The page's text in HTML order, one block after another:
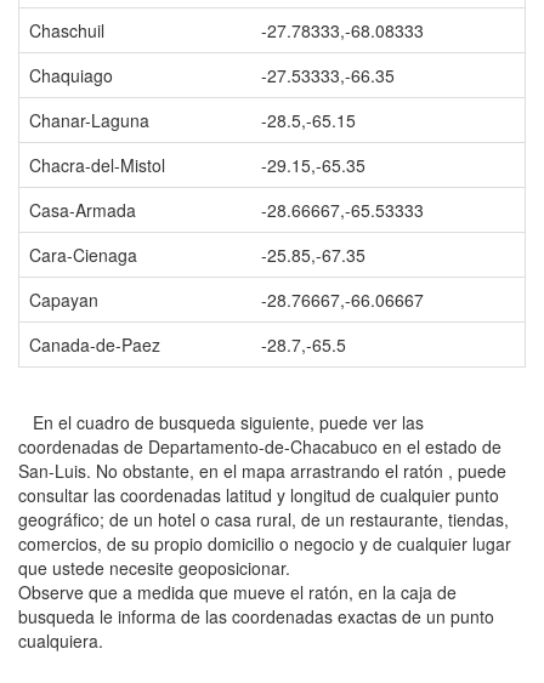
Chaschuil
-27.78333,-68.08333
Chaquiago
-27.53333,-66.35
Chanar-Laguna
-28.5,-65.15
Chacra-del-Mistol
-29.15,-65.35
Casa-Armada
-28.66667,-65.53333
Cara-Cienaga
-25.85,-67.35
Capayan
-28.76667,-66.06667
Canada-de-Paez
-28.7,-65.5
En el cuadro de busqueda siguiente, puede ver las
coordenadas de Departamento-de-Chacabuco en el estado de
San-Luis. No obstante, en el mapa arrastrando el ratón , puede
consultar las coordenadas latitud y longitud de cualquier punto
geográfico; de un hotel o casa rural, de un restaurante, tiendas,
comercios, de su propio domicilio o negocio y de cualquier lugar
que ustede necesite geoposicionar.
Observe que a medida que mueve el ratón, en la caja de
busqueda le informa de las coordenadas exactas de un punto
cualquiera.